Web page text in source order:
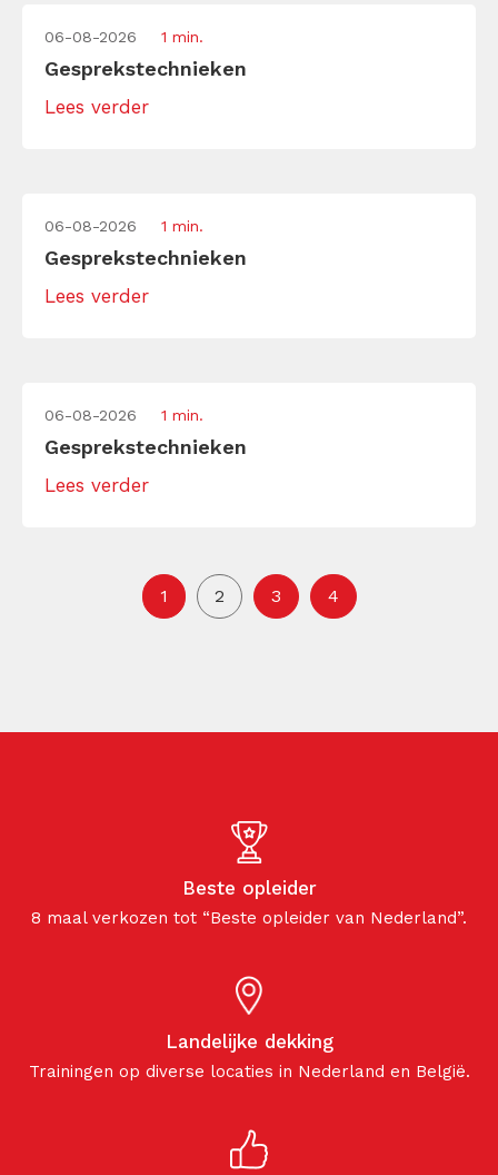
06-08-2026 1 min.
Gesprekstechnieken
Lees verder
06-08-2026 1 min.
Gesprekstechnieken
Lees verder
06-08-2026 1 min.
Gesprekstechnieken
Lees verder
1 2 3 4
Beste opleider
8 maal verkozen tot “Beste opleider van Nederland”.
Landelijke dekking
Trainingen op diverse locaties in Nederland en België.